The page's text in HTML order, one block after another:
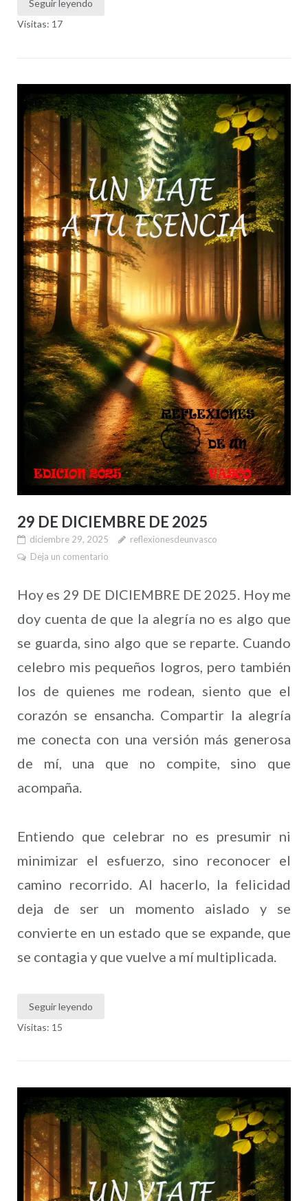
Seguir leyendo
Visitas: 17
29 DE DICIEMBRE DE 2025
diciembre 29, 2025
reflexionesdeunvasco
Deja un comentario
Hoy es 29 DE DICIEMBRE DE 2025. Hoy me
doy cuenta de que la alegría no es algo que
se guarda, sino algo que se reparte. Cuando
celebro mis pequeños logros, pero también
los de quienes me rodean, siento que el
corazón se ensancha. Compartir la alegría
me conecta con una versión más generosa
de mí, una que no compite, sino que
acompaña.
Entiendo que celebrar no es presumir ni
minimizar el esfuerzo, sino reconocer el
camino recorrido. Al hacerlo, la felicidad
deja de ser un momento aislado y se
convierte en un estado que se expande, que
se contagia y que vuelve a mí multiplicada.
Seguir leyendo
Visitas: 15